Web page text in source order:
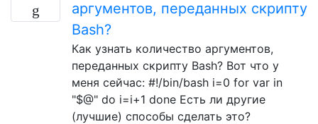
аргументов, переданных скрипту
Bash?
Как узнать количество аргументов,
переданных скрипту Bash? Вот что у
меня сейчас: #!/bin/bash i=0 for var in
"$@" do i=i+1 done Есть ли другие
(лучшие) способы сделать это?